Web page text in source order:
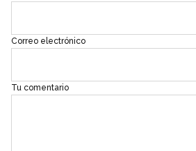
Correo electrónico
Tu comentario